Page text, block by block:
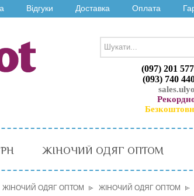
Відгуки Доставка Оплата
(097) 201
(093) 740
ЖІНОЧИЙ ОДЯГ ОПТОМ
ЖІНОЧИЙ ОДЯГ ОПТОМ ЖІНОЧИЙ ОДЯГ ОПТОМ